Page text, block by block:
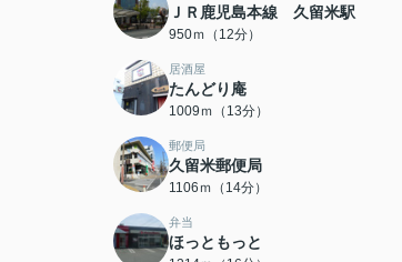
ＪＲ鹿児島本線 久留米駅
950ｍ（12分）
居酒屋
たんどり庵
1009ｍ（13分）
郵便局
久留米郵便局
1106ｍ（14分）
弁当
ほっともっと